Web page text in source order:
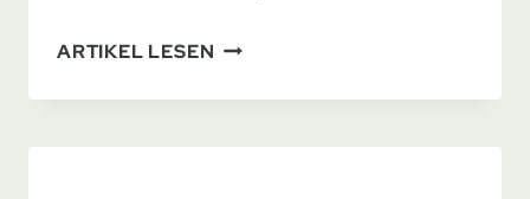
ARTIKEL LESEN ANZEICHEN